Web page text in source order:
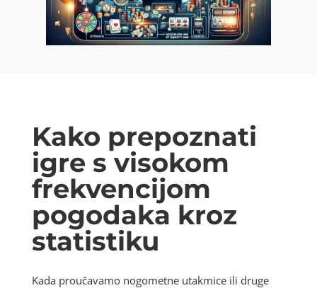
Kako prepoznati
igre s visokom
frekvencijom
pogodaka kroz
statistiku
Kada proučavamo nogometne utakmice ili druge